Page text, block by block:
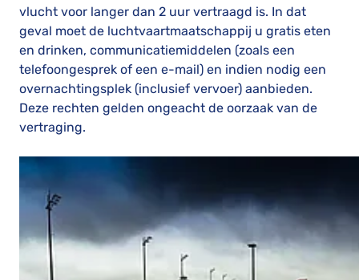
vlucht voor langer dan 2 uur vertraagd is. In dat
geval moet de luchtvaartmaatschappij u gratis eten
en drinken, communicatiemiddelen (zoals een
telefoongesprek of een e-mail) en indien nodig een
overnachtingsplek (inclusief vervoer) aanbieden.
Deze rechten gelden ongeacht de oorzaak van de
vertraging.